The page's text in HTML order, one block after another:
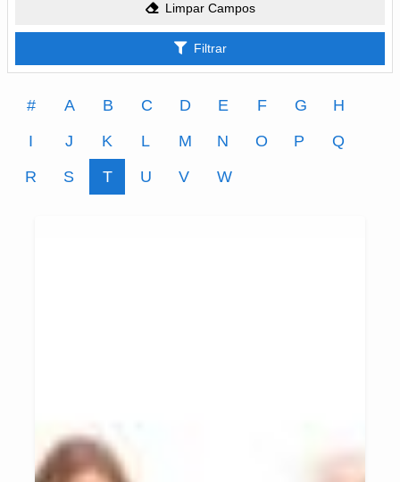
Limpar Campos
Filtrar
# A B C D E F G
H
I
J K L M N O P
Q
R
S T U V W